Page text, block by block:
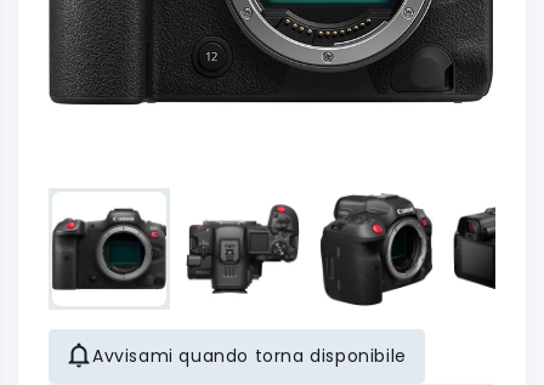
Avvisami quando torna disponibile